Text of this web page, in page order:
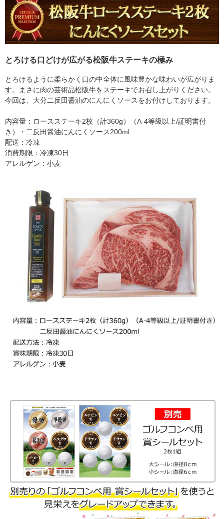
とろける口どけが広がる松阪牛ステーキの極み
とろけるように柔らかく口の中全体に風味豊かな味わいが広がりま
す。まさに肉の芸術品松阪牛をステーキでお召し上がりください。
今回は、大分二反田醤油のにんにくソースをお付けしております。
内容量：ロースステーキ2枚（計360g）（A-4等級以上/証明書付
き）・二反田醤油にんにくソース200ml
配送：冷凍
消費期限：冷凍30日
アレルゲン：小麦